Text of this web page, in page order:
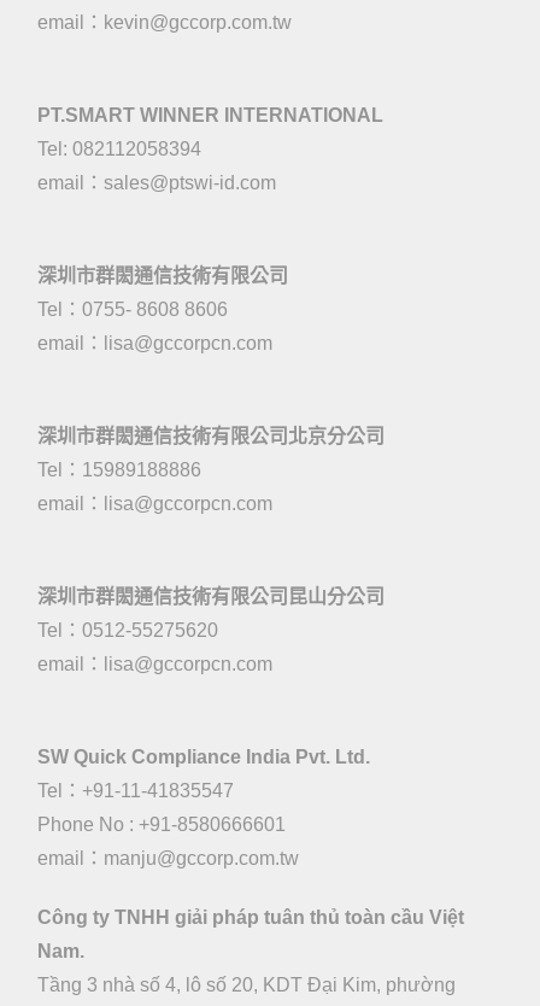
email： kevin@gccorp.com.tw
PT.SMART WINNER INTERNATIONAL
Tel: 082112058394
email： sales@ptswi-id.com
深圳市群閎通信技術有限公司
Tel：0755- 8608 8606
email：
lisa@gccorpcn.com
深圳市群閎通信技術有限公司北京分公司
Tel：15989188886
email：
lisa@gccorpcn.com
深圳市群閎通信技術有限公司昆山分公司
Tel：0512-55275620
email：
lisa@gccorpcn.com
SW Quick Compliance India Pvt. Ltd.
Tel：+91-11-41835547
Phone No : +91-8580666601
email：manju@gccorp.com.tw
Công ty TNHH giải pháp tuân thủ toàn cầu Việt
Nam.
Tầng 3 nhà số 4, lô số 20, KDT Đại Kim, phường